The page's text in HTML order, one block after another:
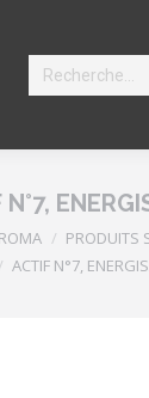
Search:
N°7,
PRODUITS
ACTIF N°7,